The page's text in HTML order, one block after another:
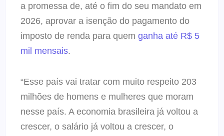
a promessa de, até o fim do seu mandato em
2026, aprovar a isenção do pagamento do
imposto de renda para quem ganha até R$ 5
mil mensais.
“Esse país vai tratar com muito respeito 203
milhões de homens e mulheres que moram
nesse país. A economia brasileira já voltou a
crescer, o salário já voltou a crescer, o